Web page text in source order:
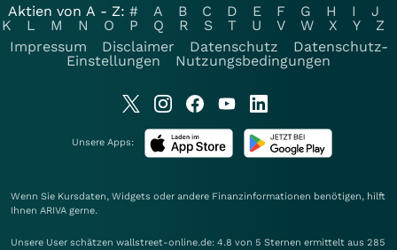
Aktien von A - Z: # A B C D E F G H I
J
K
L M N O P Q R S T U V W X Y
Z
Impressum
Disclaimer Datenschutz
Datenschutz-
Einstellungen
Nutzungsbedingungen
Unsere Apps:
Wenn Sie Kursdaten, Widgets oder andere Finanzinformationen benötigen, hilft
Ihnen ARIVA gerne.
Unsere User schätzen wallstreet-online.de: 4.8 von 5 Sternen ermittelt aus 285